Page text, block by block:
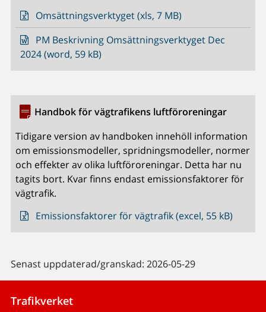
Omsättningsverktyget (xls, 7 MB)
PM Beskrivning Omsättningsverktyget Dec
2024 (word, 59 kB)
Handbok för vägtrafikens luftföroreningar
Tidigare version av handboken innehöll information
om emissionsmodeller, spridningsmodeller, normer
och effekter av olika luftföroreningar. Detta har nu
tagits bort. Kvar finns endast emissionsfaktorer för
vägtrafik.
Emissionsfaktorer för vägtrafik (excel, 55 kB)
Senast uppdaterad/granskad: 2026-05-29
Trafikverket